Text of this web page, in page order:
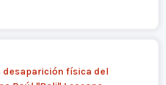
desaparición física del